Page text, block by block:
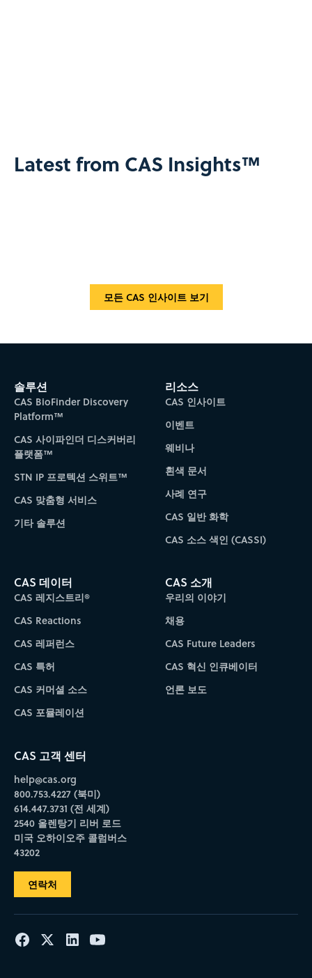
Latest from CAS Insights™
모든 CAS 인사이트 보기
솔루션
CAS BioFinder Discovery
Platform™
CAS 사이파인더 디스커버리
플랫폼™
STN IP 프로텍션 스위트™
CAS 맞춤형 서비스
기타 솔루션
리소스
CAS 인사이트
이벤트
웨비나
흰색 문서
사례 연구
CAS 일반 화학
CAS 소스 색인 (CASSI)
CAS 데이터
CAS 레지스트리®
CAS Reactions
CAS 레퍼런스
CAS 특허
CAS 커머셜 소스
CAS 포뮬레이션
CAS 소개
우리의 이야기
채용
CAS Future Leaders
CAS 혁신 인큐베이터
언론 보도
CAS 고객 센터
help@cas.org
800.753.4227 (북미)
614.447.3731 (전 세계)
2540 올렌탕기 리버 로드
미국 오하이오주 콜럼버스
43202
연락처